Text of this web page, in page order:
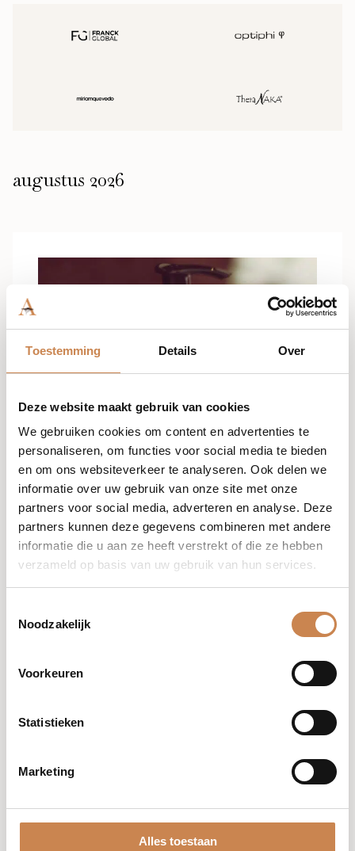
Toestemming Details Over
Deze website maakt gebruik van cookies
We gebruiken cookies om content en advertenties te
personaliseren, om functies voor social media te bieden
en om ons websiteverkeer te analyseren. Ook delen we
informatie over uw gebruik van onze site met onze
partners voor social media, adverteren en analyse. Deze
partners kunnen deze gegevens combineren met andere
informatie die u aan ze heeft verstrekt of die ze hebben
verzameld op basis van uw gebruik van hun services.
Noodzakelijk
Voorkeuren
Statistieken
Marketing
Alles toestaan
augustus 2026
Theranaka Retail (zoom educatie)
27 augustus @ 09:00-10:30
Zoom Theranaka Retail & Ingrediënten
RSVP Nu
Gratis 8 plekken beschikbaar